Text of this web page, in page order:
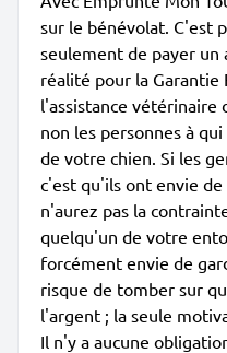
sur le bénévolat. C'est
seulement de payer un
réalité pour la Garantie
l'assistance
non les personnes à
de votre chien. Si les
c'est qu'ils ont envie de
n'aurez pas la
quelqu'un de votre
forcément envie de
risque de tomber sur
l'argent ; la seule
Il n'y a aucune